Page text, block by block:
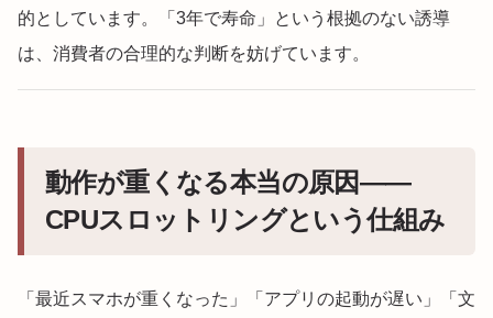
的としています。「3年で寿命」という根拠のない誘導
は、消費者の合理的な判断を妨げています。
動作が重くなる本当の原因——
CPUスロットリングという仕組み
「最近スマホが重くなった」「アプリの起動が遅い」「文